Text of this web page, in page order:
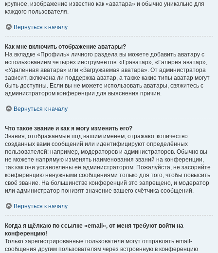
крупное, изображение известно как «аватара» и обычно уникально для
каждого пользователя.
Вернуться к началу
Как мне включить отображение аватары?
На вкладке «Профиль» личного раздела вы можете добавить аватару с
использованием четырёх инструментов: «Граватар», «Галерея аватар»,
«Удалённая аватара» или «Загружаемая аватара». От администратора
зависит, включена ли поддержка аватар, а также какие типы аватар могут
быть доступны. Если вы не можете использовать аватары, свяжитесь с
администратором конференции для выяснения причин.
Вернуться к началу
Что такое звание и как я могу изменить его?
Звания, отображаемые под вашим именем, отражают количество
созданных вами сообщений или идентифицируют определённых
пользователей: например, модераторов и администраторов. Обычно вы
не можете напрямую изменять наименования званий на конференции,
так как они установлены её администратором. Пожалуйста, не засоряйте
конференцию ненужными сообщениями только для того, чтобы повысить
своё звание. На большинстве конференций это запрещено, и модератор
или администратор понизят значение вашего счётчика сообщений.
Вернуться к началу
Когда я щёлкаю по ссылке «email», от меня требуют войти на
конференцию!
Только зарегистрированные пользователи могут отправлять email-
сообщения другим пользователям через встроенную в конференцию